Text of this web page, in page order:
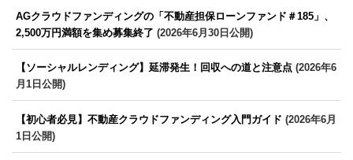
AGクラウドファンディングの「不動産担保ローンファンド＃185」、
2,500万円満額を集め募集終了 (2026年6月30日公開)
【ソーシャルレンディング】延滞発生！回収への道と注意点 (2026年6
月1日公開)
【初心者必見】不動産クラウドファンディング入門ガイド (2026年6月
1日公開)